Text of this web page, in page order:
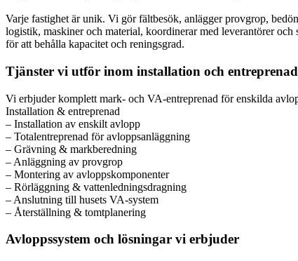
Varje fastighet är unik. Vi gör fältbesök, anlägger provgrop,
logistik, maskiner och material, koordinerar med leverantörer
för att behålla kapacitet och reningsgrad.
Tjänster vi utför inom installation och entreprenad
Vi erbjuder komplett mark- och VA-entreprenad för enskilda
Installation & entreprenad
– Installation av enskilt avlopp
– Totalentreprenad för avloppsanläggning
– Grävning & markberedning
– Anläggning av provgrop
– Montering av avloppskomponenter
– Rörläggning & vattenledningsdragning
– Anslutning till husets VA-system
– Återställning & tomtplanering
Avloppssystem och lösningar vi erbjuder